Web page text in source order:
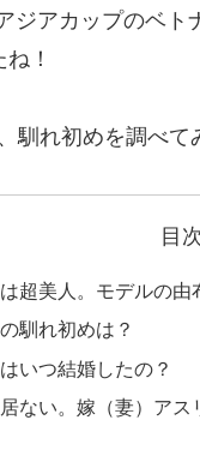
ジアカップのベ
！
馴れ初めを調べて
目次
超美人。モデルの由
馴れ初めは？
いつ結婚したの？
ない。嫁（妻）ア